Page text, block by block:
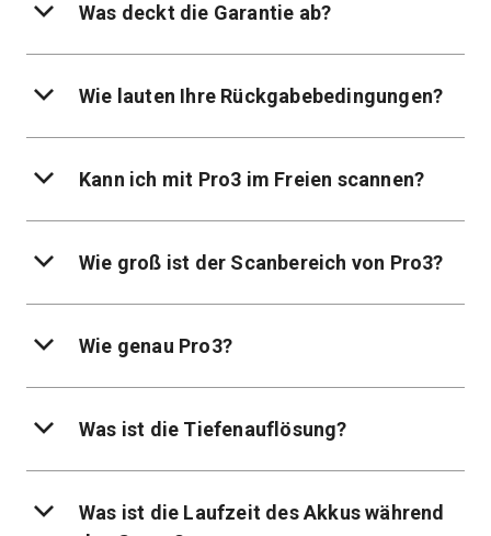
Was deckt die Garantie ab?
Wie lauten Ihre Rückgabebedingungen?
Kann ich mit Pro3 im Freien scannen?
Wie groß ist der Scanbereich von Pro3?
Wie genau Pro3?
Was ist die Tiefenauflösung?
Was ist die Laufzeit des Akkus während